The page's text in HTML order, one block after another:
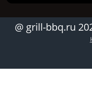
@ grill-bbq.ru